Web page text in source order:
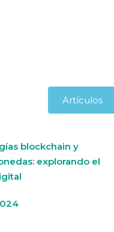
Artículos
blockchain y
explorando el